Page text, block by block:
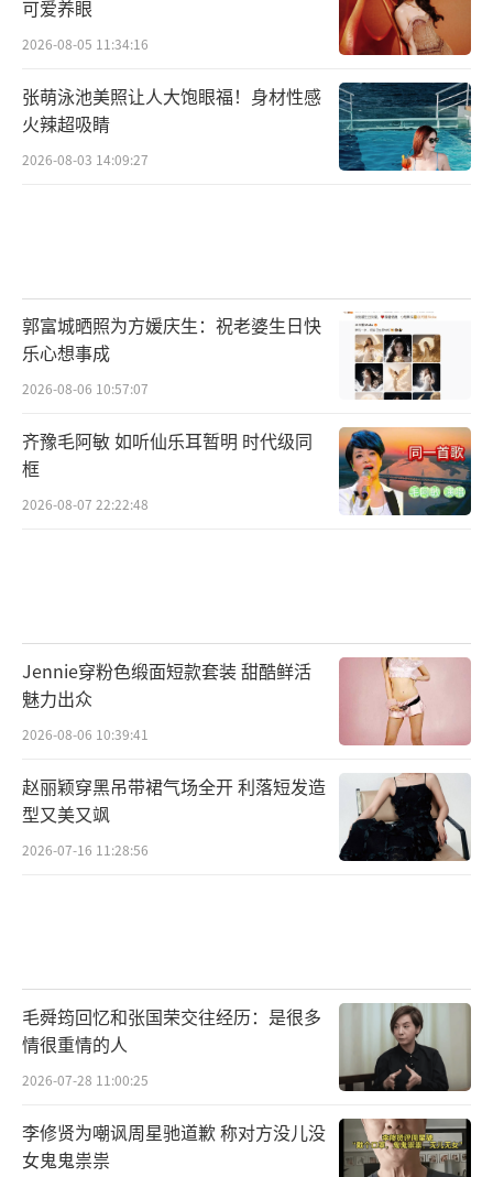
可爱养眼
2026-08-05 11:34:16
张萌泳池美照让人大饱眼福！身材性感
火辣超吸睛
2026-08-03 14:09:27
郭富城晒照为方媛庆生：祝老婆生日快
乐心想事成
2026-08-06 10:57:07
齐豫毛阿敏 如听仙乐耳暂明 时代级同
框
2026-08-07 22:22:48
Jennie穿粉色缎面短款套装 甜酷鲜活
魅力出众
2026-08-06 10:39:41
赵丽颖穿黑吊带裙气场全开 利落短发造
型又美又飒
2026-07-16 11:28:56
毛舜筠回忆和张国荣交往经历：是很多
情很重情的人
2026-07-28 11:00:25
李修贤为嘲讽周星驰道歉 称对方没儿没
女鬼鬼祟祟